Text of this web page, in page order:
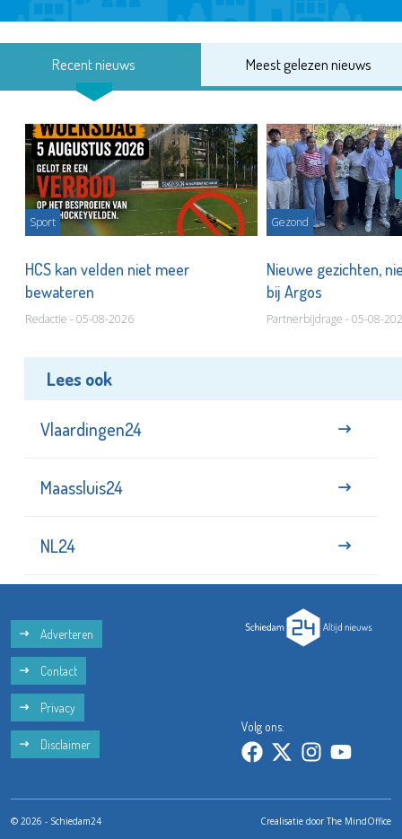
Recent nieuws Meest gelezen nieuws
Sport
bewateren
Redactie - 05-08-2026
Gezond
bij Argos
Partnerbijdrage - 05-08-
Lees ook
Contact
Privacy
Disclaimer
© 2026 - Schiedam24 Crealisatie doorThe MindOffice